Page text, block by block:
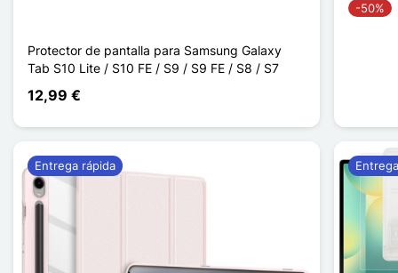
Protector de pantalla para Samsung Galaxy
Tab S10 Lite / S10 FE / S9 / S9 FE / S8 / S7
12,99 €
-50%
Entrega rápida